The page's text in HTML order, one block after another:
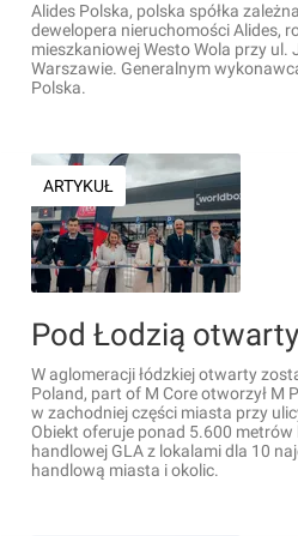
Alides Polska, polska spółka
dewelopera nieruchomości Alides,
mieszkaniowej Westo Wola przy ul.
Warszawie. Generalnym
Polska.
ARTYKUŁ
W aglomeracji łódzkiej otwarty
Poland, part of M Core otworzył M
w zachodniej części miasta przy
Obiekt oferuje ponad 5.600
handlowej GLA z lokalami dla 10
handlową miasta i okolic.